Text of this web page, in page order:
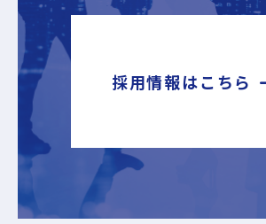
採用情報はこちら